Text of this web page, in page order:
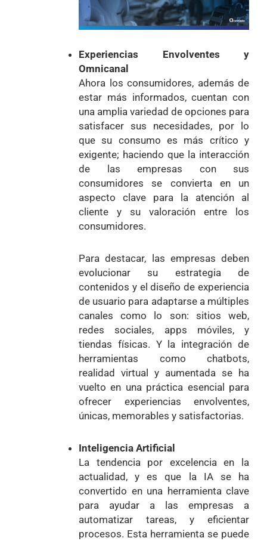
Experiencias Envolventes y
Omnicanal
Ahora los consumidores, además de
estar más informados, cuentan con
una amplia variedad de opciones para
satisfacer sus necesidades, por lo
que su consumo es más crítico y
exigente; haciendo que la interacción
de las empresas con sus
consumidores se convierta en un
aspecto clave para la atención al
cliente y su valoración entre los
consumidores.
Para destacar, las empresas deben
evolucionar su estrategia de
contenidos y el diseño de experiencia
de usuario para adaptarse a múltiples
canales como lo son: sitios web,
redes sociales, apps móviles, y
tiendas físicas. Y la integración de
herramientas como chatbots,
realidad virtual y aumentada se ha
vuelto en una práctica esencial para
ofrecer experiencias envolventes,
únicas, memorables y satisfactorias.
Inteligencia Artificial
La tendencia por excelencia en la
actualidad, y es que la IA se ha
convertido en una herramienta clave
para ayudar a las empresas a
automatizar tareas, y eficientar
procesos. Esta herramienta se puede